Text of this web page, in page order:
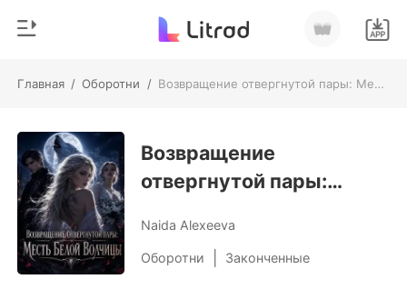
Главная / Оборотни / Возвращение отвергнутой пары: Месть Белой Волчицы
0
Пополнить
История чтения
Выйти
Жанр
Соврем
Оборотни
Романы
Возвращение
отвергнутой пары:
Naida Alexeeva
Оборотни Законченные